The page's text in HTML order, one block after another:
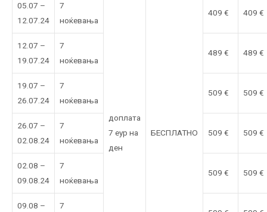
доплата
7 еур на
ден
БЕСПЛАТНО
05.07 –
12.07.24
7
ноќевања
409 € 409 €
12.07 –
19.07.24
7
ноќевања
489 € 489 €
19.07 –
26.07.24
7
ноќевања
509 € 509 €
26.07 –
02.08.24
7
ноќевања
509 € 509 €
02.08 –
09.08.24
7
ноќевања
509 € 509 €
09.08 –
7